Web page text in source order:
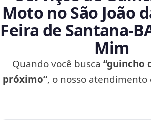
Moto no São João
Feira de
Mim
Quando você busca “guincho
próximo”, o nosso atendimento